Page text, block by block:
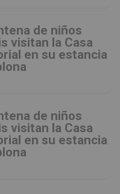
de niños
visitan la Casa
en su estancia
de niños
visitan la Casa
en su estancia